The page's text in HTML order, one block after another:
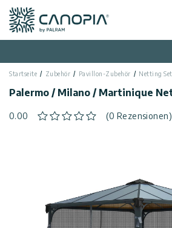
Canopia AT
Deutsch
Land USA
Gartenpavillons
Startseite Zubehör Pavillon-Zubehör Netting
Palermo / Milano / Martinique
0.00 (0 Rezensionen)